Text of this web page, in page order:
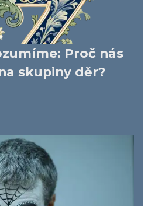
Proč nás
skupiny děr?